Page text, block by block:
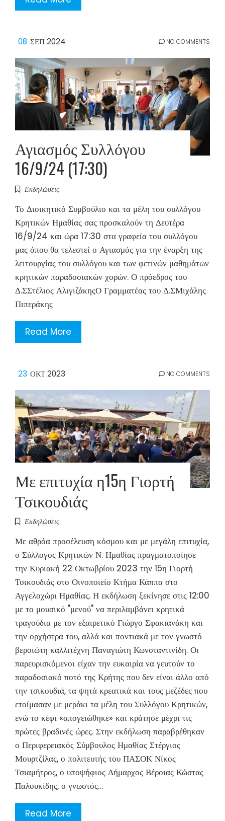
08 ΣΕΠ 2024 NO COMMENTS
Αγιασμός Συλλόγου
16/9/24 (17:30)
Εκδηλώσεις
Το Διοικητικό Συμβούλιο και τα μέλη του συλλόγου
Κρητικών Ημαθίας σας προσκαλούν τη Δευτέρα
16/9/24 και ώρα 17:30 στα γραφεία του συλλόγου
μας όπου θα τελεστεί ο Αγιασμός για την έναρξη της
λειτουργίας του συλλόγου και των φετινών μαθημάτων
κρητικών παραδοσιακών χορών. Ο πρόεδρος του
Δ.ΣΣτέλιος ΑλιγιζάκηςΟ Γραμματέας του Δ.ΣΜιχάλης
Πιπεράκης
Read More
23 ΟΚΤ 2023 NO COMMENTS
Με επιτυχία η15η Γιορτή
Τσικουδιάς
Εκδηλώσεις
Με αθρόα προσέλευση κόσμου και με μεγάλη επιτυχία,
ο Σύλλογος Κρητικών Ν. Ημαθίας πραγματοποίησε
την Κυριακή 22 Οκτωβρίου 2023 την 15η Γιορτή
Τσικουδιάς στο Οινοποιείο Κτήμα Κάππα στο
Αγγελοχώρι Ημαθίας. Η εκδήλωση ξεκίνησε στις 12:00
με το μουσικό "μενού" να περιλαμβάνει κρητικά
τραγούδια με τον εξαιρετικό Γιώργο Σφακιανάκη και
την ορχήστρα του, αλλά και ποντιακά με τον γνωστό
βεροιώτη καλλιτέχνη Παναγιώτη Κωνσταντινίδη. Οι
παρευρισκόμενοι είχαν την ευκαιρία να γευτούν το
παραδοσιακό ποτό της Κρήτης που δεν είναι άλλο από
την τσικουδιά, τα ψητά κρεατικά και τους μεζέδες που
ετοίμασαν με μεράκι τα μέλη του Συλλόγου Κρητικών,
ενώ το κέφι «απογειώθηκε» και κράτησε μέχρι τις
πρώτες βραδινές ώρες. Στην εκδήλωση παραβρέθηκαν
ο Περιφερειακός Σύμβουλος Ημαθίας Στέργιος
Μουρτζίλας, ο πολιτευτής του ΠΑΣΟΚ Νίκος
Τσιαμήτρος, ο υποψήφιος Δήμαρχος Βέροιας Κώστας
Παλουκίδης, ο γνωστός…
Read More